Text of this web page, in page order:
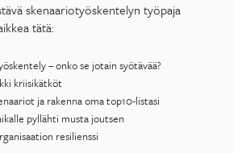
skenaariotyöskentelyn työpaja
tätä:
– onko se jotain syötävää?
kriisikätköt
ja rakenna oma top10-listasi
pyllähti musta joutsen
resilienssi